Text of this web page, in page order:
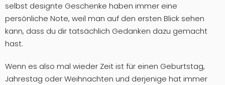
selbst designte Geschenke haben immer eine
persönliche Note, weil man auf den ersten Blick sehen
kann, dass du dir tatsächlich Gedanken dazu gemacht
hast.
Wenn es also mal wieder Zeit ist für einen Geburtstag,
Jahrestag oder Weihnachten und derjenige hat immer